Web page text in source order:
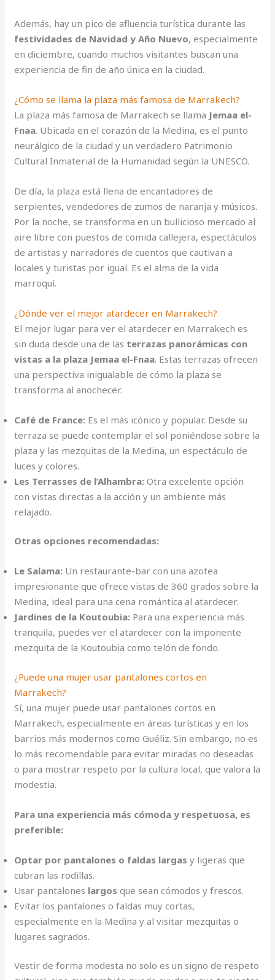
Además, hay un pico de afluencia turística durante las
festividades de Navidad y Año Nuevo, especialmente
en diciembre, cuando muchos visitantes buscan una
experiencia de fin de año única en la ciudad.
¿Cómo se llama la plaza más famosa de Marrakech?
La plaza más famosa de Marrakech se llama Jemaa el-
Fnaa. Ubicada en el corazón de la Medina, es el punto
neurálgico de la ciudad y un verdadero Patrimonio
Cultural Inmaterial de la Humanidad según la UNESCO.
De día, la plaza está llena de encantadores de
serpientes, vendedores de zumos de naranja y músicos.
Por la noche, se transforma en un bullicioso mercado al
aire libre con puestos de comida callejera, espectáculos
de artistas y narradores de cuentos que cautivan a
locales y turistas por igual. Es el alma de la vida
marroquí.
¿Dónde ver el mejor atardecer en Marrakech?
El mejor lugar para ver el atardecer en Marrakech es
sin duda desde una de las terrazas panorámicas con
vistas a la plaza Jemaa el-Fnaa. Estas terrazas ofrecen
una perspectiva inigualable de cómo la plaza se
transforma al anochecer.
Café de France: Es el más icónico y popular. Desde su
terraza se puede contemplar el sol poniéndose sobre la
plaza y las mezquitas de la Medina, un espectáculo de
luces y colores.
Les Terrasses de l’Alhambra: Otra excelente opción
con vistas directas a la acción y un ambiente más
relajado.
Otras opciones recomendadas:
Le Salama: Un restaurante-bar con una azotea
impresionante que ofrece vistas de 360 grados sobre la
Medina, ideal para una cena romántica al atardecer.
Jardines de la Koutoubia: Para una experiencia más
tranquila, puedes ver el atardecer con la imponente
mezquita de la Koutoubia como telón de fondo.
¿Puede una mujer usar pantalones cortos en
Marrakech?
Sí, una mujer puede usar pantalones cortos en
Marrakech, especialmente en áreas turísticas y en los
barrios más modernos como Guéliz. Sin embargo, no es
lo más recomendable para evitar miradas no deseadas
o para mostrar respeto por la cultura local, que valora la
modestia.
Para una experiencia más cómoda y respetuosa, es
preferible:
Optar por pantalones o faldas largas y ligeras que
cubran las rodillas.
Usar pantalones largos que sean cómodos y frescos.
Evitar los pantalones o faldas muy cortas,
especialmente en la Medina y al visitar mezquitas o
lugares sagrados.
Vestir de forma modesta no solo es un signo de respeto